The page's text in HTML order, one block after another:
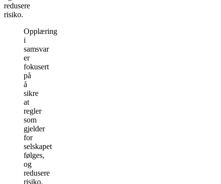
redusere
risiko.
Opplæring
i
samsvar
er
fokusert
på
å
sikre
at
regler
som
gjelder
for
selskapet
følges,
og
redusere
risiko.